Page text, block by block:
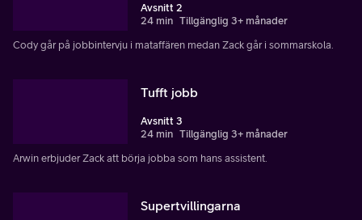
Avsnitt 2
24 min Tillgänglig 3+ månader
Cody går på jobbintervju i mataffären medan Zack går i sommarskola.
Tufft jobb
Avsnitt 3
24 min Tillgänglig 3+ månader
Arwin erbjuder Zack att börja jobba som hans assistent.
Supertvillingarna